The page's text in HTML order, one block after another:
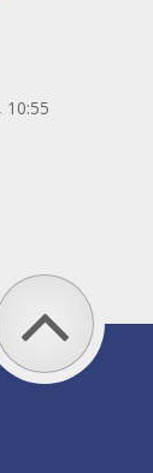
10:55